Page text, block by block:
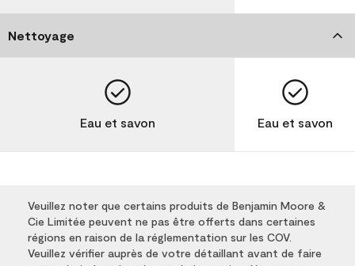
Nettoyage
Eau et savon Eau et savon
Veuillez noter que certains produits de Benjamin Moore &
Cie Limitée peuvent ne pas être offerts dans certaines
régions en raison de la réglementation sur les COV.
Veuillez vérifier auprès de votre détaillant avant de faire